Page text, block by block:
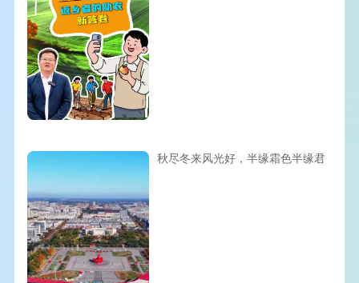
秋尽冬来风光好，半缘霜色半缘君